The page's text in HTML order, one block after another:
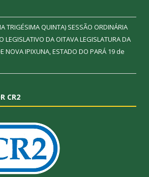
TRIGÉSIMA QUINTA) SESSÃO ORDINÁRIA
LEGISLATIVO DA OITAVA LEGISLATURA DA
NOVA IPIXUNA, ESTADO DO PARÁ 19 de
CR2